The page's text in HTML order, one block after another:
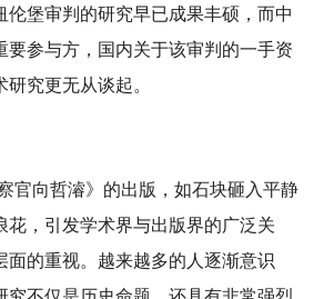
伦堡审判的研究早已成果丰硕，而中
要参与方，国内关于该审判的一手资
究更无从谈起。
官向哲濬》的出版，如石块砸入平静
花，引发学术界与出版界的广泛关
面的重视。越来越多的人逐渐意识